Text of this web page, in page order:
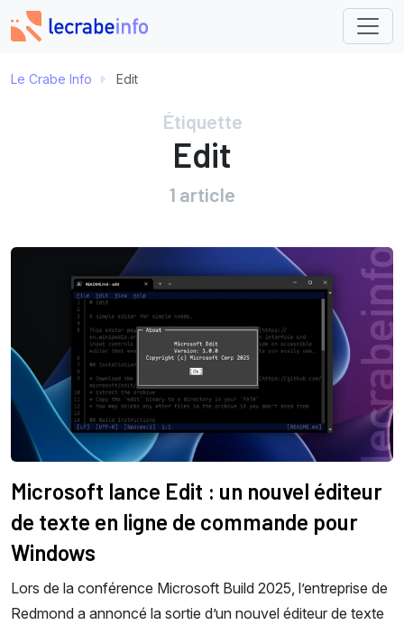
Le Crabe Info Edit
Étiquette
Edit
1 article
Microsoft lance Edit : un nouvel éditeur
de texte en ligne de commande pour
Windows
Lors de la conférence Microsoft Build 2025, l’entreprise de
Redmond a annoncé la sortie d’un nouvel éditeur de texte